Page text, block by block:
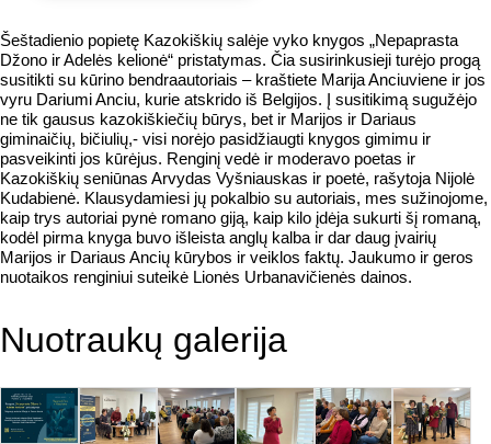
Šeštadienio popietę Kazokiškių salėje vyko knygos „Nepaprasta
Džono ir Adelės kelionė“ pristatymas. Čia susirinkusieji turėjo progą
susitikti su kūrino bendraautoriais – kraštiete Marija Anciuviene ir jos
vyru Dariumi Anciu, kurie atskrido iš Belgijos. Į susitikimą sugužėjo
ne tik gausus kazokiškiečių būrys, bet ir Marijos ir Dariaus
giminaičių, bičiulių,- visi norėjo pasidžiaugti knygos gimimu ir
pasveikinti jos kūrėjus. Renginį vedė ir moderavo poetas ir
Kazokiškių seniūnas Arvydas Vyšniauskas ir poetė, rašytoja Nijolė
Kudabienė. Klausydamiesi jų pokalbio su autoriais, mes sužinojome,
kaip trys autoriai pynė romano giją, kaip kilo įdėja sukurti šį romaną,
kodėl pirma knyga buvo išleista anglų kalba ir dar daug įvairių
Marijos ir Dariaus Ancių kūrybos ir veiklos faktų. Jaukumo ir geros
nuotaikos renginiui suteikė Lionės Urbanavičienės dainos.
Nuotraukų galerija